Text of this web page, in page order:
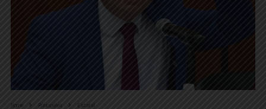
Home Principales Estatal